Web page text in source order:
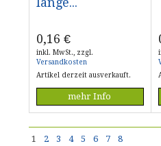
0,16 €
inkl. MwSt., zzgl.
Versandkosten
Artikel derzeit ausverkauft.
mehr Info
1 2 3 4 5 6 7 8